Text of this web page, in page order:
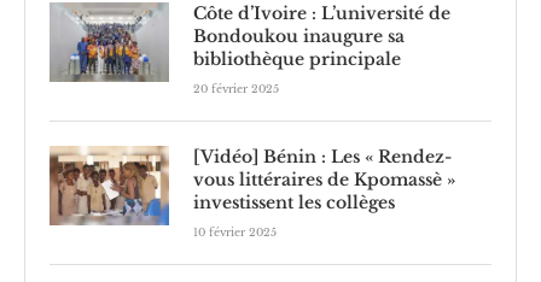
Côte d’Ivoire : L’université de
Bondoukou inaugure sa
bibliothèque principale
20 février 2025
[Vidéo] Bénin : Les « Rendez-
vous littéraires de Kpomassè »
investissent les collèges
10 février 2025